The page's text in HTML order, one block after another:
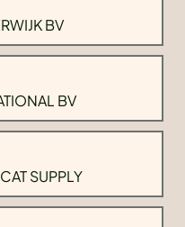
BV
BV
SUPPLY